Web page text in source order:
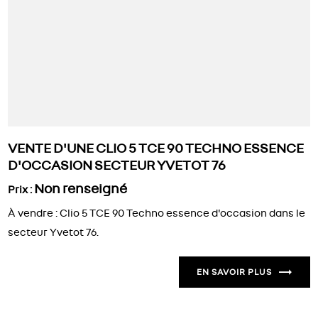
VENTE D'UNE CLIO 5 TCE 90 TECHNO ESSENCE
D'OCCASION SECTEUR YVETOT 76
Prix : Non renseigné
À vendre : Clio 5 TCE 90 Techno essence d'occasion dans le
secteur Yvetot 76.
EN SAVOIR PLUS